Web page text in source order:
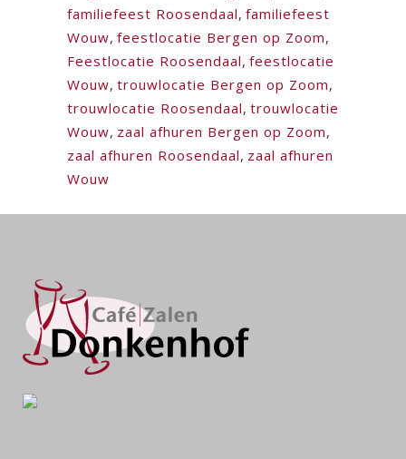
familiefeest Roosendaal, familiefeest
Wouw, feestlocatie Bergen op Zoom,
Feestlocatie Roosendaal, feestlocatie
Wouw, trouwlocatie Bergen op Zoom,
trouwlocatie Roosendaal, trouwlocatie
Wouw, zaal afhuren Bergen op Zoom,
zaal afhuren Roosendaal, zaal afhuren
Wouw